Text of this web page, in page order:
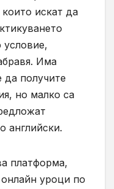
искат да
условие,
Има
получите
но малко са
английски.
платформа,
онлайн уроци по